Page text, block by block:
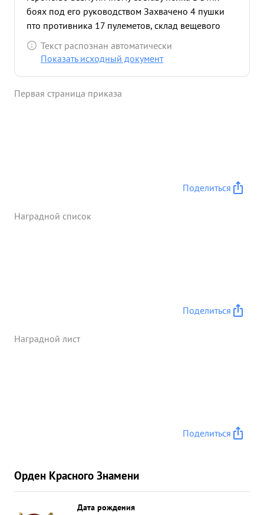
боях под его руководством Захвачено 4 пушки
пто противника 17 пулеметов, склад вещевого
имущества противника. 24.09. 1943 г при взятии
дер. Никитино тов. Рабиновичь сам Лично убил 2х
продолжал громить врага до приказа старших
Текст распознан автоматически
Показать исходный документ
Первая страница приказа
Поделиться
Наградной список
Поделиться
Наградной лист
Поделиться
Орден Красного Знамени
Дата рождения